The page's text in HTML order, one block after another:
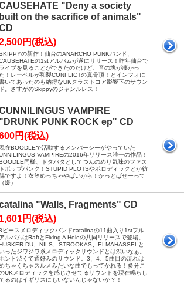
"Deny a society
built on the sacrifice of animals"
円(税込)
の新作！仙台のANARCHO PUNKバンド、
の1stアルバムが遂にリリース！昨年仙台で
ライブを見ることができたのだけど、音の塊が凄かっ
！レーベルが和製CONFLICTの真骨頂！とインフォに
いてあったのも納得なUKクラストコア影響下のサウン
ド。さすがのSkippyのジャンルレス！
VAMPIRE
"DRUNK PUNK ROCK ep" CD
円(税込)
在BOODLEで活動するメンバーシーがやっていた
VAMPIREの2016年リリース唯一の作品！
同様、ドタバタとしてつんのめり気味のファス
トポップパンク！STUPID PLOTSやポロディックとか彷
ですよ！衣笠めっちゃやばいから！かっとばせーって
（爆）
"Walls, Fragments" CD
1,601円(税込)
ピースメロディックバンドcatalinaの11曲入り1stフル
アルバムはRaftとFixing A Holeの共同リリースで登場。
DU、NILS、STROOKAS、ELMAHASSELと
ったジワジワ系メロディックサウンドとは渋いなぁ。
ント渋くて通好みのサウンド。3、4、5曲目の流れは
ちゃくちゃスルメみたいな曲でもってかれる！多分こ
UKメロディックを感じさせてるサウンドを現在鳴らし
るのはイギリスにもいないんじゃないか？！